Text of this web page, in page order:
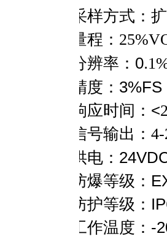
采样方式：
量程：
分辨率：0.
精度：3%FS
响应时间：<
信号输出：
供电：
防爆等级：
防护等级：
工作温度：